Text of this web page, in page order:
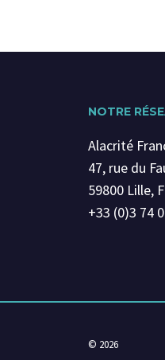
NOTRE
Alacrité
47, rue du
59800 Lille,
+33 (0)3 74
© 2026